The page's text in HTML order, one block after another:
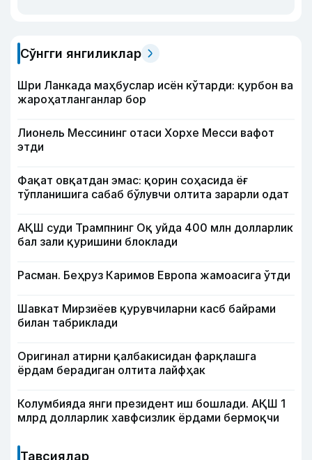
Сўнгги янгиликлар
Шри Ланкада маҳбуслар исён кўтарди: қурбон ва
жароҳатланганлар бор
Лионель Мессининг отаси Хорхе Месси вафот
этди
Фақат овқатдан эмас: қорин соҳасида ёғ
тўпланишига сабаб бўлувчи олтита зарарли одат
АҚШ суди Трампнинг Оқ уйда 400 млн долларлик
бал зали қуришини блоклади
Расман. Беҳруз Каримов Европа жамоасига ўтди
Шавкат Мирзиёев қурувчиларни касб байрами
билан табриклади
Оригинал атирни қалбакисидан фарқлашга
ёрдам берадиган олтита лайфҳак
Колумбияда янги президент иш бошлади. АҚШ 1
млрд долларлик хавфсизлик ёрдами бермоқчи
Тавсиялар